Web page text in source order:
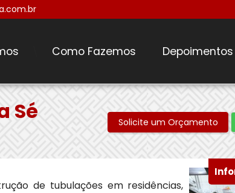
Como Fazemos Depoimentos
Sé Solicite um Orçamento
de tubulações em residências,